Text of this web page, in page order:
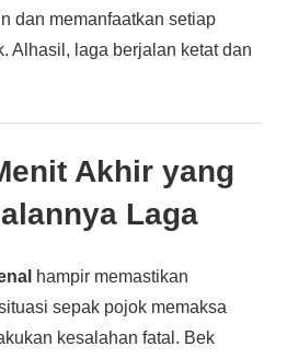
dan memanfaatkan setiap
Alhasil, laga berjalan ketat dan
Akhir yang
Laga
hampir memastikan
sepak pojok memaksa
kesalahan fatal. Bek